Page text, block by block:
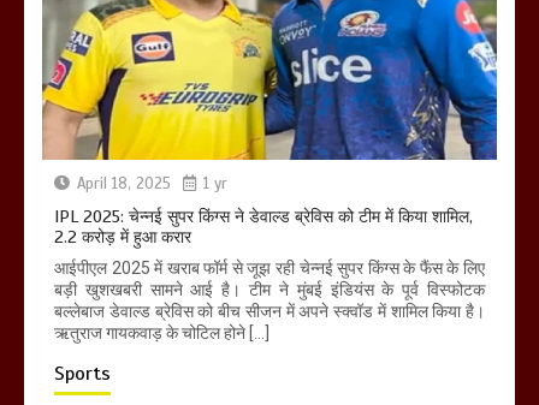
April 18, 2025 1 yr
IPL 2025: चेन्नई सुपर किंग्स ने डेवाल्ड ब्रेविस को टीम में किया शामिल,
2.2 करोड़ में हुआ करार
आईपीएल 2025 में खराब फॉर्म से जूझ रही चेन्नई सुपर किंग्स के फैंस के लिए
बड़ी खुशखबरी सामने आई है। टीम ने मुंबई इंडियंस के पूर्व विस्फोटक
बल्लेबाज डेवाल्ड ब्रेविस को बीच सीजन में अपने स्क्वॉड में शामिल किया है।
ऋतुराज गायकवाड़ के चोटिल होने […]
Sports